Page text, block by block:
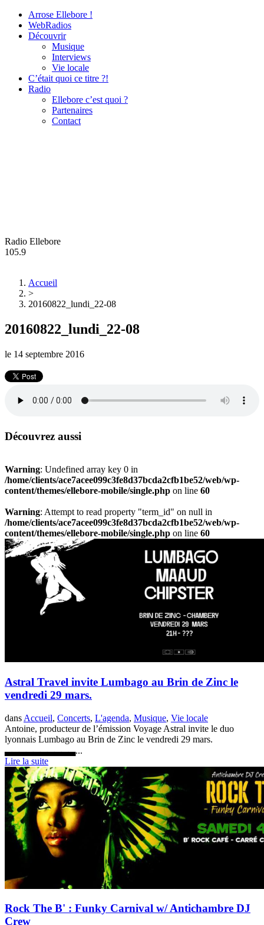
Arrose Ellebore !
WebRadios
Découvrir
Musique
Interviews
Vie locale
C’était quoi ce titre ?!
Radio
Ellebore c’est quoi ?
Partenaires
Contact
Radio Ellebore
105.9
Accueil
>
20160822_lundi_22-08
20160822_lundi_22-08
le 14 septembre 2016
Découvrez aussi
Warning: Undefined array key 0 in
/home/clients/ace7acee099c3fe8d37bcda2cfb1be52/web/wp-
content/themes/ellebore-mobile/single.php on line 60
Warning: Attempt to read property "term_id" on null in
/home/clients/ace7acee099c3fe8d37bcda2cfb1be52/web/wp-
content/themes/ellebore-mobile/single.php on line 60
Astral Travel invite Lumbago au Brin de Zinc le
vendredi 29 mars.
dans Accueil, Concerts, L'agenda, Musique, Vie locale
Antoine, producteur de l’émission Voyage Astral invite le duo
lyonnais Lumbago au Brin de Zinc le vendredi 29 mars.
▃▃▃▃▃▃▃▃▃▃...
Lire la suite
Rock The B' : Funky Carnival w/ Antichambre DJ
Crew